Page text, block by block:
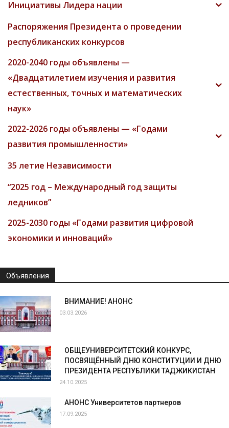
Инициативы Лидера нации
Распоряжения Президента о проведении
республиканских конкурсов
2020-2040 годы объявлены —
«Двадцатилетием изучения и развития
естественных, точных и математических
наук»
2022-2026 годы объявлены — «Годами
развития промышленности»
35 летие Независимости
“2025 год – Международный год защиты
ледников”
2025-2030 годы «Годами развития цифровой
экономики и инноваций»
Объявления
ВНИМАНИЕ! АНОНС
03.03.2026
ОБЩЕУНИВЕРСИТЕТСКИЙ КОНКУРС,
ПОСВЯЩЁННЫЙ ДНЮ КОНСТИТУЦИИ И ДНЮ
ПРЕЗИДЕНТА РЕСПУБЛИКИ ТАДЖИКИСТАН
24.10.2025
АНОНС Университетов партнеров
17.09.2025